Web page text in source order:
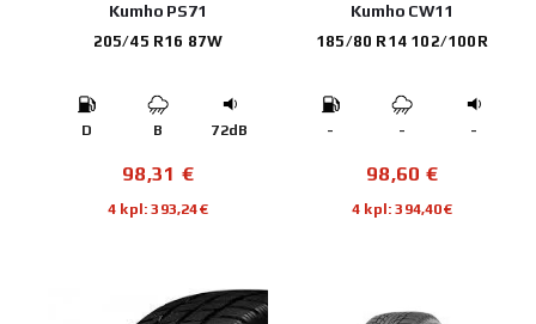
Kumho PS71
205/45 R16 87W
D B 72dB
98,31 €
4 kpl: 393,24€
Kumho CW11
185/80 R14 102/100R
- - -
98,60 €
4 kpl: 394,40€